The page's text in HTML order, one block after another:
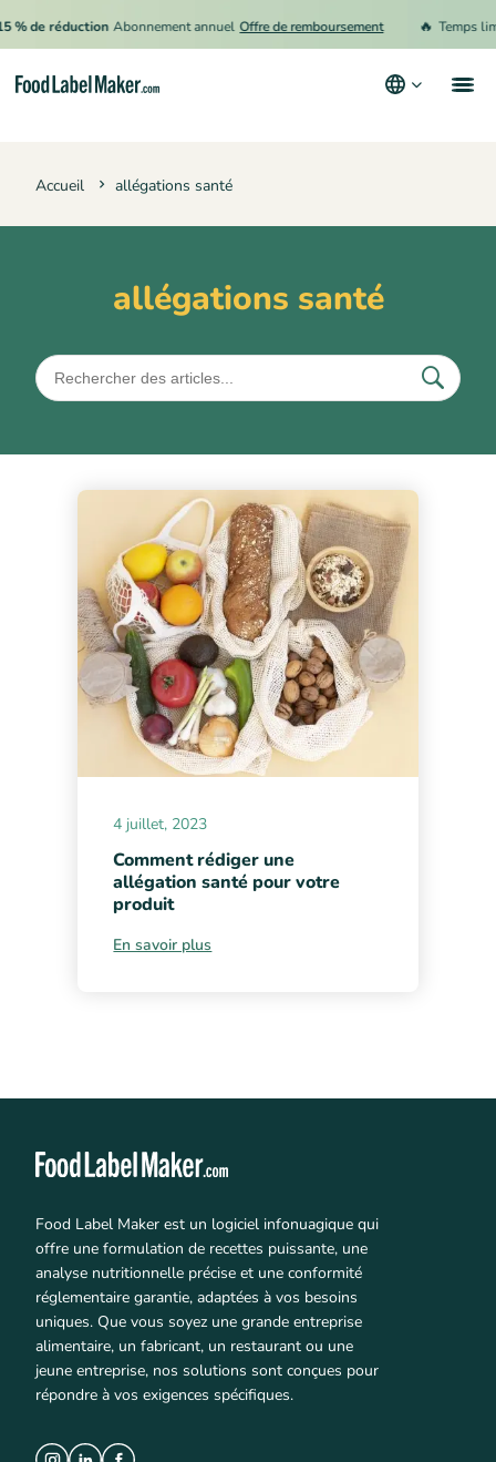
% de réduction Abonnement annuel Offre de remboursement 🔥 Temps
Accueil allégations santé
allégations santé
4 juillet, 2023
Comment rédiger une
allégation santé pour votre
produit
En savoir plus
Food Label Maker est un logiciel infonuagique qui
offre une formulation de recettes puissante, une
analyse nutritionnelle précise et une conformité
réglementaire garantie, adaptées à vos besoins
uniques. Que vous soyez une grande entreprise
alimentaire, un fabricant, un restaurant ou une
jeune entreprise, nos solutions sont conçues pour
répondre à vos exigences spécifiques.
Engager un expert
Conditions générales d’utilisation